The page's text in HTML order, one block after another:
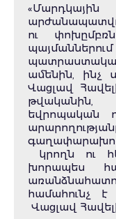
ու
ամենին, ինչ
Վացլավ
թվականին,
եվրոպական
կրողն ու
խորապես
համահունչ
Վացլավ